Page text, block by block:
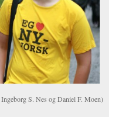
S. Nes og Daniel F. Moen)